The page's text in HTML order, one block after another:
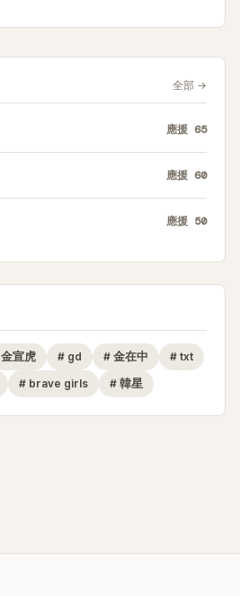
全部 →
應援 65
應援 60
應援 50
金宣虎 # gd # 金在中 # txt
# brave girls # 韓星